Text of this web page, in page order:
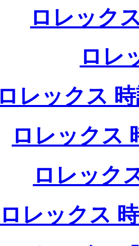
ロレック
ロレ
ロレックス
ロレックス
ロレック
ロレックス